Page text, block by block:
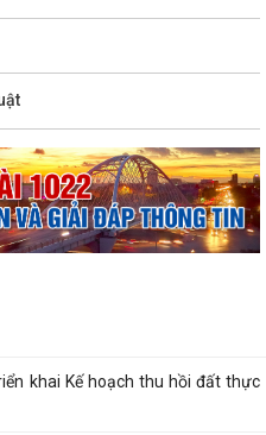
DỊCH 100 NGÀY THỰC HIỆN
CÔNG...
BỒI DƯỠNG NGHIỆP VỤ CÔNG
2026
khai Kế hoạch thu hồi đất thực
2026 - 2031
QUẢ MÔ HÌNH “TRẢ KẾT QUẢ THỦ